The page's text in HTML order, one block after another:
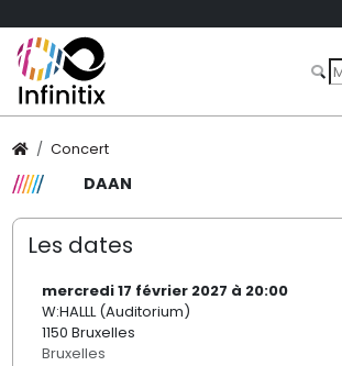
Concert
DAAN
Les dates
mercredi 17 février 2027 à 20:00
W:HALLL (Auditorium)
1150 Bruxelles
Bruxelles